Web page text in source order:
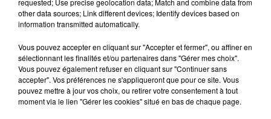
Didier Rousseau, alias Maître Did, notre coach pour
professionnels qui vient nous aider par ses conseils à
temps compliqués.
0:00
requested; Use precise geolocation data; Match and combine data from
other data sources; Link different devices; Identify devices based on
information transmitted automatically.
Vous pouvez accepter en cliquant sur "Accepter et fermer", ou affiner en
sélectionnant les finalités et/ou partenaires dans "Gérer mes choix".
Vous pouvez également refuser en cliquant sur "Continuer sans
accepter". Vos préférences ne s'appliqueront que pour ce site. Vous
pouvez mettre à jour vos choix, ou retirer votre consentement à tout
moment via le lien "Gérer les cookies" situé en bas de chaque page.